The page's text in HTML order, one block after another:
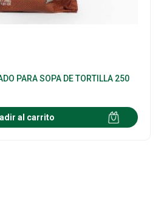
PARA SOPA DE TORTILLA 250
al carrito